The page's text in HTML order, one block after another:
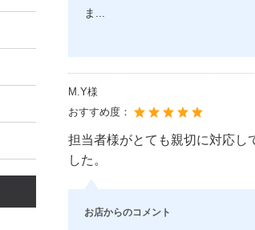
ま ...
M.Y様
おすすめ度：
担当者様がとても親切に対応し
した。
お店からのコメント